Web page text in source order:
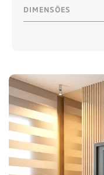
DIMENSÕES